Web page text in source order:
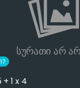
სურათი არ
+ 1 x 4